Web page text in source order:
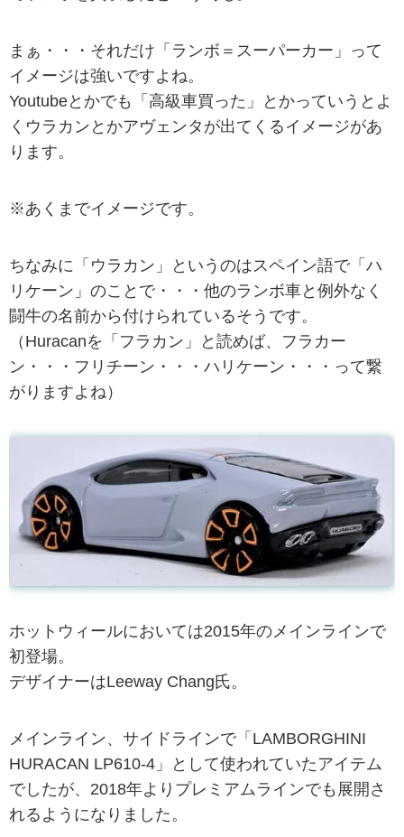
まぁ・・・それだけ「ランボ＝スーパーカー」って
イメージは強いですよね。
Youtubeとかでも「高級車買った」とかっていうとよ
くウラカンとかアヴェンタが出てくるイメージがあ
ります。
※あくまでイメージです。
ちなみに「ウラカン」というのはスペイン語で「ハ
リケーン」のことで・・・他のランボ車と例外なく
闘牛の名前から付けられているそうです。
（Huracanを「フラカン」と読めば、フラカー
ン・・・フリチーン・・・ハリケーン・・・って繋
がりますよね）
ホットウィールにおいては2015年のメインラインで
初登場。
デザイナーはLeeway Chang氏。
メインライン、サイドラインで「LAMBORGHINI
HURACAN LP610-4」として使われていたアイテム
でしたが、2018年よりプレミアムラインでも展開さ
れるようになりました。